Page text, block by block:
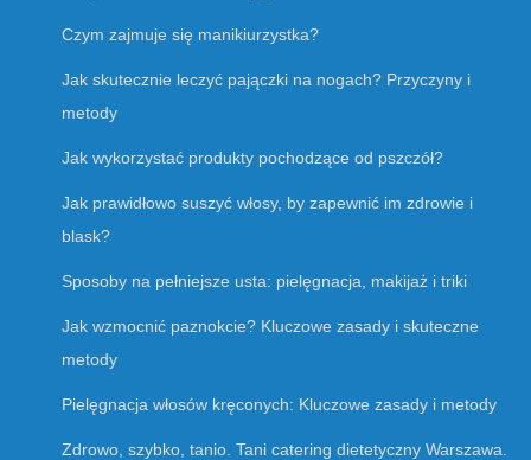
Czym zajmuje się manikiurzystka?
Jak skutecznie leczyć pajączki na nogach? Przyczyny i
metody
Jak wykorzystać produkty pochodzące od pszczół?
Jak prawidłowo suszyć włosy, by zapewnić im zdrowie i
blask?
Sposoby na pełniejsze usta: pielęgnacja, makijaż i triki
Jak wzmocnić paznokcie? Kluczowe zasady i skuteczne
metody
Pielęgnacja włosów kręconych: Kluczowe zasady i metody
Zdrowo, szybko, tanio. Tani catering dietetyczny Warszawa.